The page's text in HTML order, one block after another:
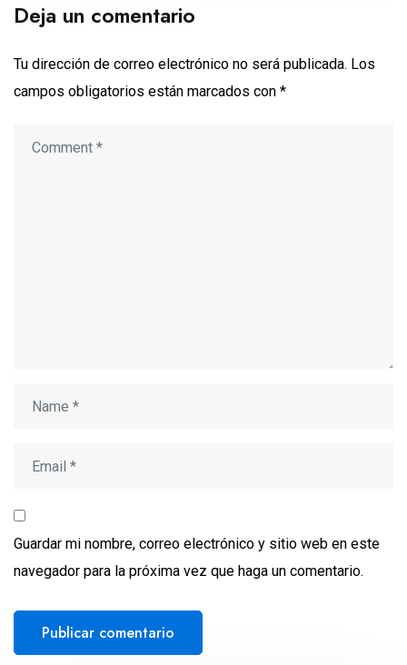
Deja un comentario
Tu dirección de correo electrónico no será publicada. Los
campos obligatorios están marcados con *
Guardar mi nombre, correo electrónico y sitio web en este
navegador para la próxima vez que haga un comentario.